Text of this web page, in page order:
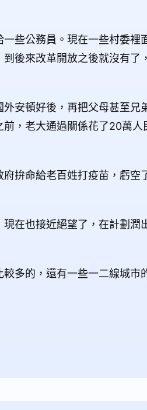
些公務員。現在一些村委裡
後來改革開放之後就沒有了
安頓好後，再把父母甚至兄
，老大通過關係花了20萬人
拚命給老百姓打疫苗，虧空
在也接近絕望了，在計劃潤
多的，還有一些一二線城市